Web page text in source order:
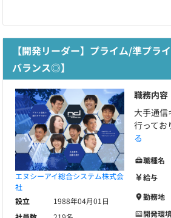
【開発リーダー】プライム/準プ
バランス◎】
エヌシーアイ総合システム株式会
社
設立
1988年04月01日
職務内容
大手通
行ってお
る
職種名
給与
勤務地
開発環